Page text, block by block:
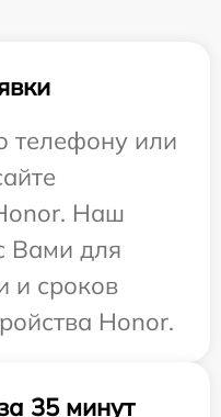
телефону или
Наш
Вами для
и сроков
Honor.
35 минут